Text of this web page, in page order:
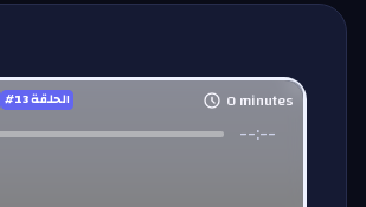
#الحلقة13 0minutes
--:--